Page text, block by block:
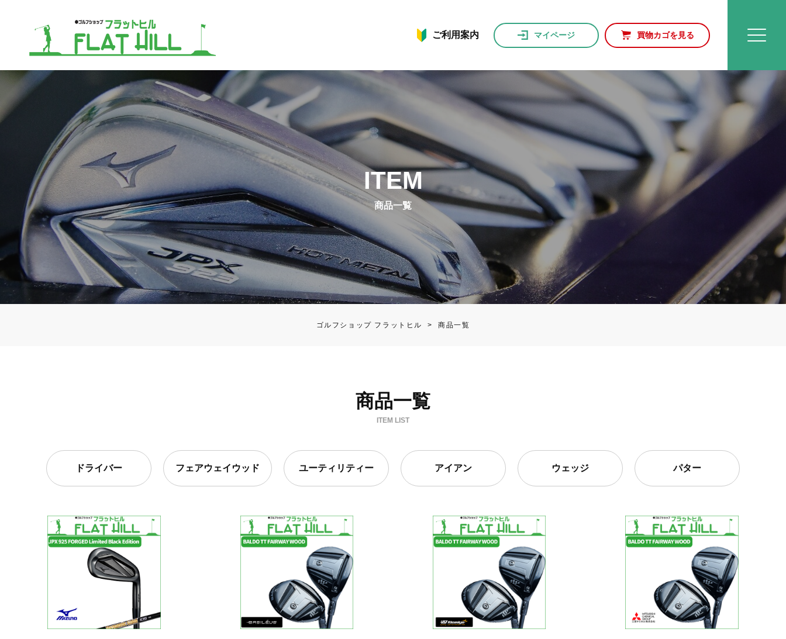
ご利用案内 マイページ 買物カゴを見る
ITEM
商品一覧
ゴルフショップ フラットヒル > 商品一覧
商品一覧
ITEM LIST
ドライバー フェアウェイウッド ユーティリティー アイアン ウェッジ パター